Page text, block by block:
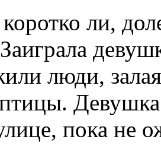
ли,
люди,
птицы.
пока не